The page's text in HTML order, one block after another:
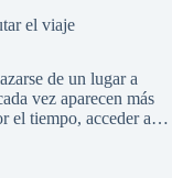
el viaje
de un lugar a
vez aparecen más
el tiempo, acceder a…